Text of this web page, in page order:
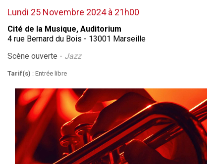
Lundi 25 Novembre 2024 à 21h00
Cité de la Musique, Auditorium
4 rue Bernard du Bois - 13001 Marseille
Scène ouverte - Jazz
Tarif(s) : Entrée libre